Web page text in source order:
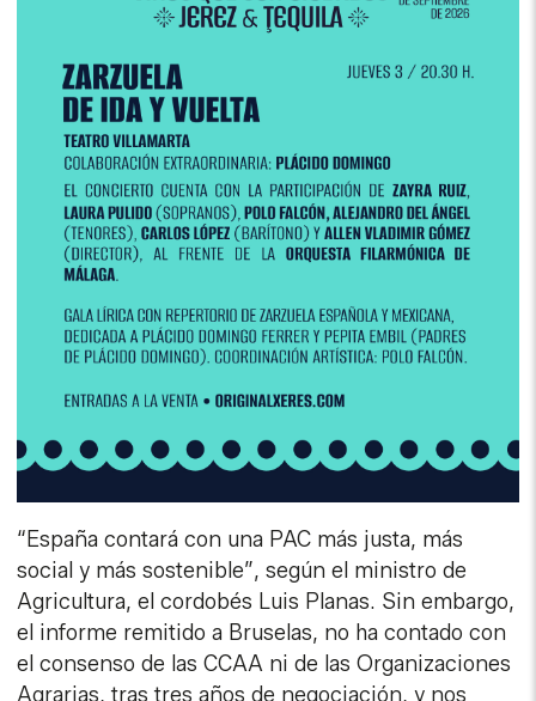
“España contará con una PAC más justa, más
social y más sostenible”, según el ministro de
Agricultura, el cordobés Luis Planas. Sin embargo,
el informe remitido a Bruselas, no ha contado con
el consenso de las CCAA ni de las Organizaciones
Agrarias, tras tres años de negociación, y nos